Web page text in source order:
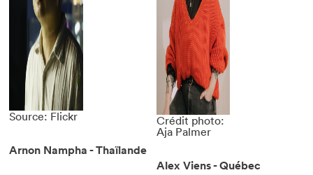
Source: Flickr
Arnon Nampha - Thaïlande
Crédit photo:
Aja Palmer
Alex Viens - Québec